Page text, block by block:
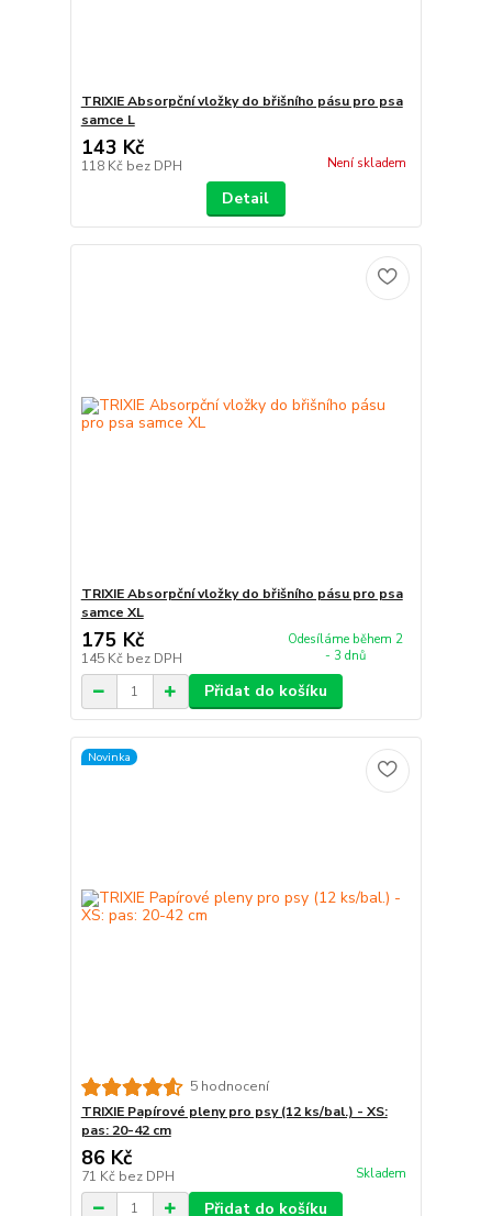
TRIXIE Absorpční vložky do břišního pásu pro psa
samce L
143 Kč
118 Kč bez DPH Není skladem
Detail
TRIXIE Absorpční vložky do břišního pásu pro psa
samce XL
175 Kč
145 Kč bez DPH
Odesíláme během 2
- 3 dnů
Přidat do košíku
Novinka
5 hodnocení
TRIXIE Papírové pleny pro psy (12 ks/bal.) - XS:
pas: 20-42 cm
86 Kč
71 Kč bez DPH Skladem
Přidat do košíku